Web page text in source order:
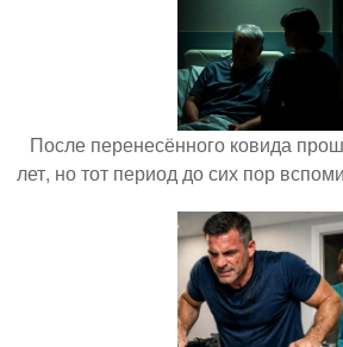
После перенесённого ковида
лет, но тот период до сих пор